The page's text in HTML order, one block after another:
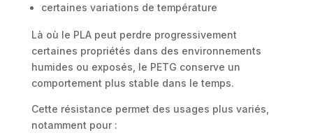
certaines variations de température
Là où le PLA peut perdre progressivement
certaines propriétés dans des environnements
humides ou exposés, le PETG conserve un
comportement plus stable dans le temps.
Cette résistance permet des usages plus variés,
notamment pour :